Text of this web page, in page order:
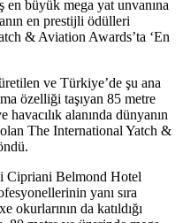
büyük mega yat unvanına
en prestijli ödülleri
& Aviation Awards’ta ‘En
ve Türkiye’de şu ana
özelliği taşıyan 85 metre
alanında dünyanın
The International Yatch &
Cipriani Belmond Hotel
yanı sıra
okurlarının da katıldığı